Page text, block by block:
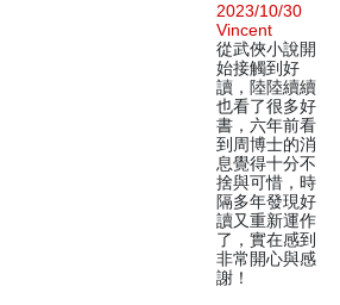
2023/10/30
Vincent
從武俠小說開
始接觸到好
讀，陸陸續續
也看了很多好
書，六年前看
到周博士的消
息覺得十分不
捨與可惜，時
隔多年發現好
讀又重新運作
了，實在感到
非常開心與感
謝！